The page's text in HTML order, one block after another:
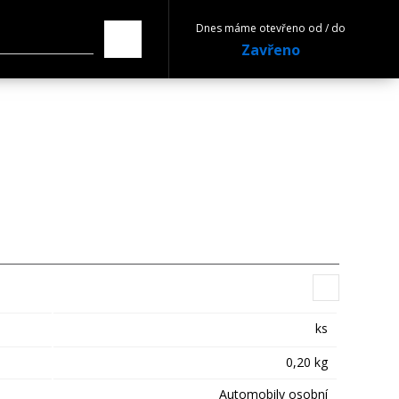
Dnes máme otevřeno od / do
Zavřeno
ks
0,20 kg
Automobily osobní